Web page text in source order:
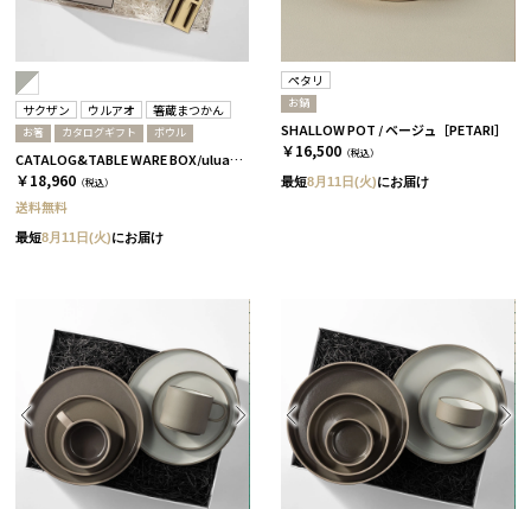
サクザン ウルアオ 箸蔵まつかん
お箸 カタログギフト ボウル
CATALOG&TABLE WARE BOX/uluao/グレー＆ホワイト/ 浅葱＆桜 ザグーアン
￥18,960 （税込）
送料無料
最短8月11日(火)にお届け
ペタリ
お鍋
SHALLOW POT / ベージュ［PETARI］
￥16,500 （税込）
最短8月11日(火)にお届け